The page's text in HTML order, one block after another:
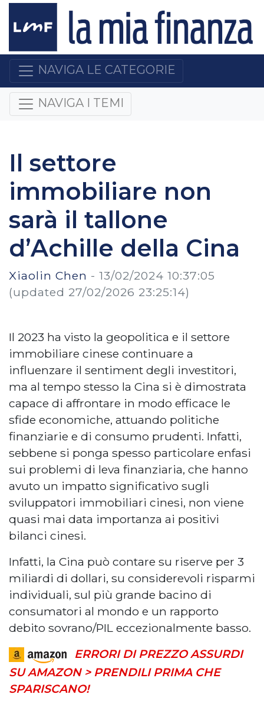
NAVIGA LE CATEGORIE
NAVIGA I TEMI
Il settore
immobiliare non
sarà il tallone
d’Achille della Cina
Xiaolin Chen - 13/02/2024 10:37:05
(updated 27/02/2026 23:25:14)
Il 2023 ha visto la geopolitica e il settore
immobiliare cinese continuare a
influenzare il sentiment degli investitori,
ma al tempo stesso la Cina si è dimostrata
capace di affrontare in modo efficace le
sfide economiche, attuando politiche
finanziarie e di consumo prudenti. Infatti,
sebbene si ponga spesso particolare enfasi
sui problemi di leva finanziaria, che hanno
avuto un impatto significativo sugli
sviluppatori immobiliari cinesi, non viene
quasi mai data importanza ai positivi
bilanci cinesi.
Infatti, la Cina può contare su riserve per 3
miliardi di dollari, su considerevoli risparmi
individuali, sul più grande bacino di
consumatori al mondo e un rapporto
debito sovrano/PIL eccezionalmente basso.
ERRORI DI PREZZO ASSURDI
SU AMAZON > PRENDILI PRIMA CHE
SPARISCANO!